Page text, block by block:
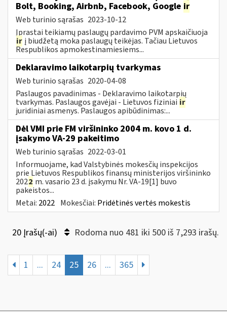
Bolt, Booking, Airbnb, Facebook, Google ir
Web turinio sąrašas 2023-10-12
Įprastai teikiamų paslaugų pardavimo PVM apskaičiuoja
ir į biudžetą moka paslaugų teikėjas. Tačiau Lietuvos
Respublikos apmokestinamiesiems...
Deklaravimo laikotarpių tvarkymas
Web turinio sąrašas 2020-04-08
Paslaugos pavadinimas - Deklaravimo laikotarpių
tvarkymas. Paslaugos gavėjai - Lietuvos fiziniai ir
juridiniai asmenys. Paslaugos apibūdinimas:...
Dėl VMI prie FM viršininko 2004 m. kovo 1 d.
įsakymo VA-29 pakeitimo
Web turinio sąrašas 2022-03-01
Informuojame, kad Valstybinės mokesčių inspekcijos
prie Lietuvos Respublikos finansų ministerijos viršininko
2022 m. vasario 23 d. įsakymu Nr. VA-19[1] buvo
pakeistos...
Metai: 2022 Mokesčiai: Pridėtinės vertės mokestis
20 Įrašų(-ai) Rodoma nuo 481 iki 500 iš 7,293 irašų.
1 ... 24 25 26 ... 365